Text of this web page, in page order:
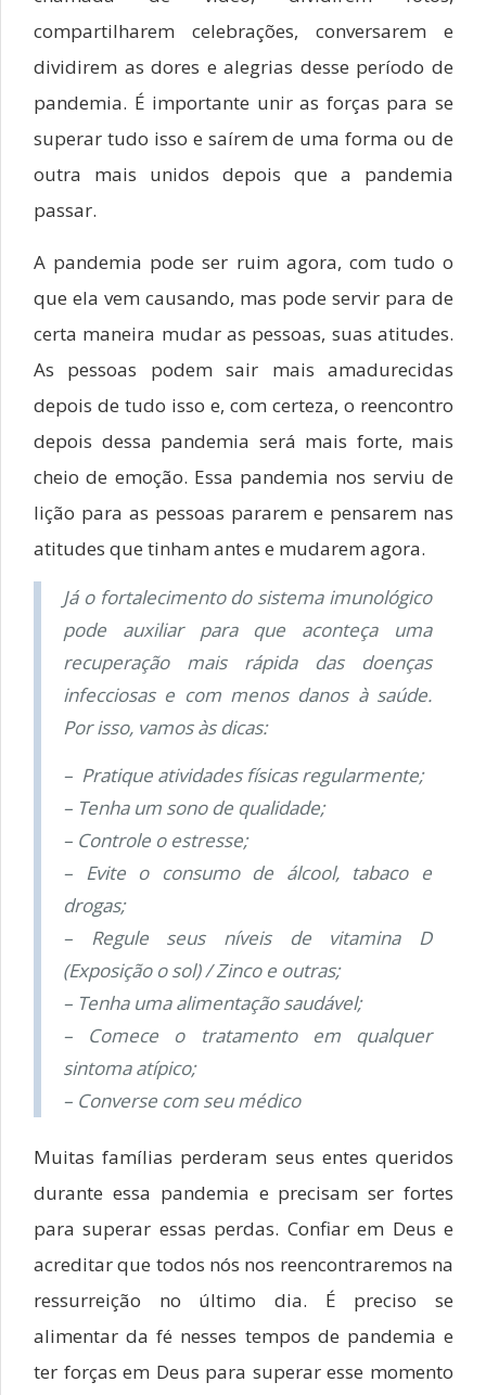
compartilharem celebrações, conversarem e
dividirem as dores e alegrias desse período de
pandemia. É importante unir as forças para se
superar tudo isso e saírem de uma forma ou de
outra mais unidos depois que a pandemia
passar.
A pandemia pode ser ruim agora, com tudo o
que ela vem causando, mas pode servir para de
certa maneira mudar as pessoas, suas atitudes.
As pessoas podem sair mais amadurecidas
depois de tudo isso e, com certeza, o reencontro
depois dessa pandemia será mais forte, mais
cheio de emoção. Essa pandemia nos serviu de
lição para as pessoas pararem e pensarem nas
atitudes que tinham antes e mudarem agora.
Já o fortalecimento do sistema imunológico
pode auxiliar para que aconteça uma
recuperação mais rápida das doenças
infecciosas e com menos danos à saúde.
Por isso, vamos às dicas:
– Pratique atividades físicas regularmente;
– Tenha um sono de qualidade;
– Controle o estresse;
– Evite o consumo de álcool, tabaco e
drogas;
– Regule seus níveis de vitamina D
(Exposição o sol) / Zinco e outras;
– Tenha uma alimentação saudável;
– Comece o tratamento em qualquer
sintoma atípico;
– Converse com seu médico
Muitas famílias perderam seus entes queridos
durante essa pandemia e precisam ser fortes
para superar essas perdas. Confiar em Deus e
acreditar que todos nós nos reencontraremos na
ressurreição no último dia. É preciso se
alimentar da fé nesses tempos de pandemia e
ter forças em Deus para superar esse momento